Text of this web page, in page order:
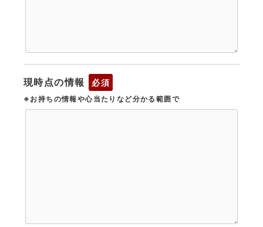
現時点の情報 必須
※お持ちの情報や心当たりなど分かる範囲で